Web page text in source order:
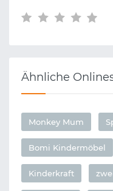
Ähnliche
Monkey Mum
Bomi Kindermöbel
Kinderkraft